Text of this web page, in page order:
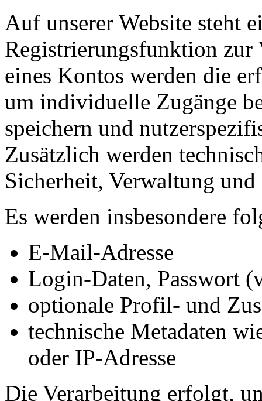
Auf unserer Website steht
Registrierungsfunktion
eines Kontos werden die
um individuelle Zugänge
speichern und
Zusätzlich werden
Sicherheit, Verwaltung
Es werden insbesondere
E-Mail-Adresse
Login-Daten, Passwort
optionale Profil- und
technische Metadaten
oder IP-Adresse
Die Verarbeitung erfolgt,